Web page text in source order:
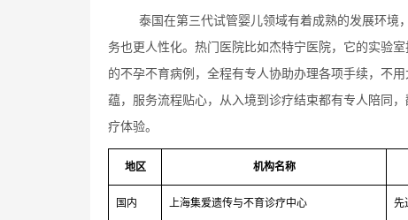
泰国在第三代试管婴儿领域有着成熟的发展环境
务也更人性化。热门医院比如杰特宁医院，它的实验
的不孕不育病例，全程有专人协助办理各项手续，不
蕴，服务流程贴心，从入境到诊疗结束都有专人陪同
疗体验。
地区 机构名称
国内 上海集爱遗传与不育诊疗中心 先